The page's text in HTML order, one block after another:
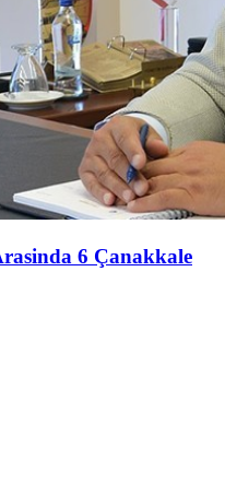
6 Çanakkale